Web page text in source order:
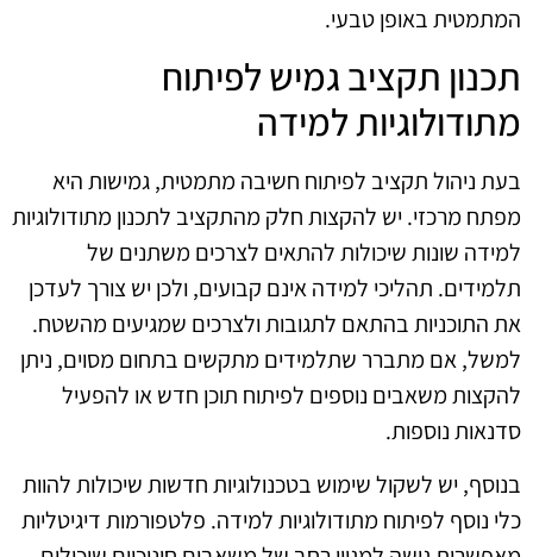
המתמטית באופן טבעי.
תכנון תקציב גמיש לפיתוח
מתודולוגיות למידה
בעת ניהול תקציב לפיתוח חשיבה מתמטית, גמישות היא
מפתח מרכזי. יש להקצות חלק מהתקציב לתכנון מתודולוגיות
למידה שונות שיכולות להתאים לצרכים משתנים של
תלמידים. תהליכי למידה אינם קבועים, ולכן יש צורך לעדכן
את התוכניות בהתאם לתגובות ולצרכים שמגיעים מהשטח.
למשל, אם מתברר שתלמידים מתקשים בתחום מסוים, ניתן
להקצות משאבים נוספים לפיתוח תוכן חדש או להפעיל
סדנאות נוספות.
בנוסף, יש לשקול שימוש בטכנולוגיות חדשות שיכולות להוות
כלי נוסף לפיתוח מתודולוגיות למידה. פלטפורמות דיגיטליות